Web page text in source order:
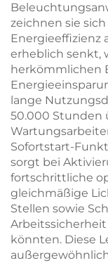
zeichnen sie
Energieeffizienz
erheblich senkt,
herkömmlichen
lange
50.000 Stunden
Sofortstart-
sorgt bei
fortschrittliche
gleichmäßige
Stellen sowie
könnten. Diese